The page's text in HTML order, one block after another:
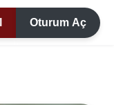
Oturum Aç